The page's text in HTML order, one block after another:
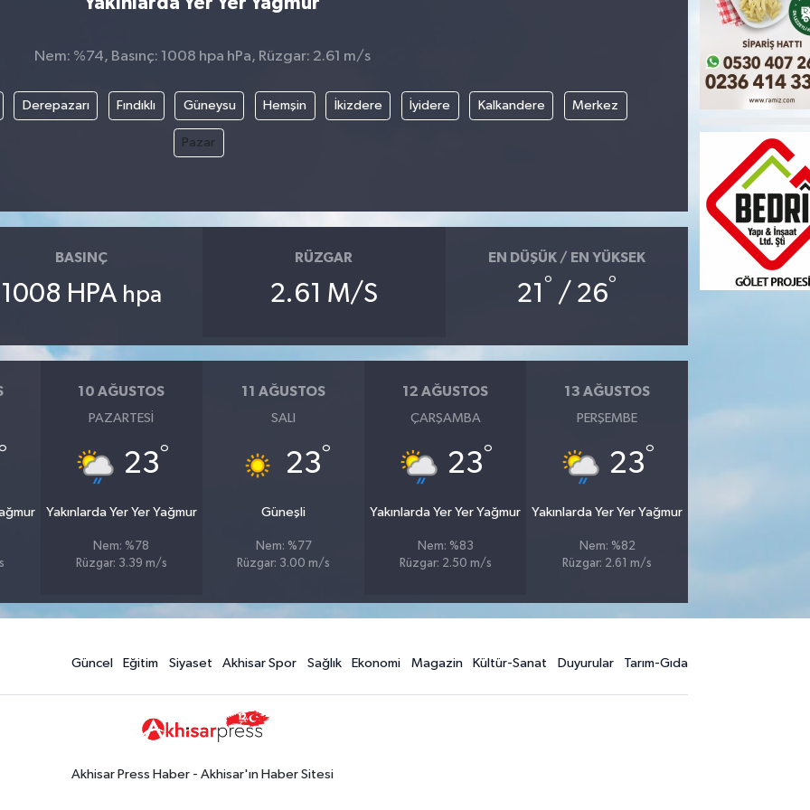
Nem: %74, Basınç: 1008 hpa hPa, Rüzgar: 2.61 m/s
Derepazarı Fındıklı Güneysu Hemşin İkizdere İyidere Kalkandere Merkez
Pazar
BASINÇ
1008 HPA hpa
RÜZGAR
2.61 M/S
EN DÜŞÜK / EN YÜKSEK
21 ° / 26°
10 AĞUSTOS
PAZARTESI
23°
Yakınlarda Yer Yer Yağmur
Nem: %78
Rüzgar: 3.39 m/s
11 AĞUSTOS
SALI
23°
Güneşli
Nem: %77
Rüzgar: 3.00 m/s
12 AĞUSTOS
ÇARŞAMBA
23°
Yakınlarda Yer Yer Yağmur
Nem: %83
Rüzgar: 2.50 m/s
13 AĞUSTOS
PERŞEMBE
23°
Yakınlarda Yer Yer Yağmur
Nem: %82
Rüzgar: 2.61 m/s
Güncel Eğitim Siyaset Akhisar Spor Sağlık Ekonomi Magazin Kültür-Sanat Duyurular Tarım-Gıda
Akhisar Press Haber - Akhisar'ın Haber Sitesi